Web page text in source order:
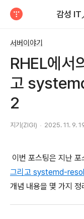
감성 IT
서버이야기
RHEL에서
고
2
지기(ZIGI) 2025. 11. 9.
이번 포스팅은 지난 포
그리고 systemd-
개념 내용을 몇 가지